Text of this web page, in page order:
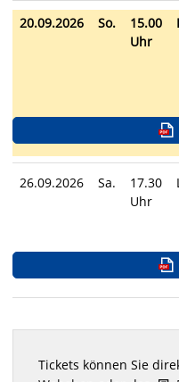
20.09.2026 So.
15.00
Uhr
26.09.2026 Sa.
17.30
Uhr
Tickets können Sie